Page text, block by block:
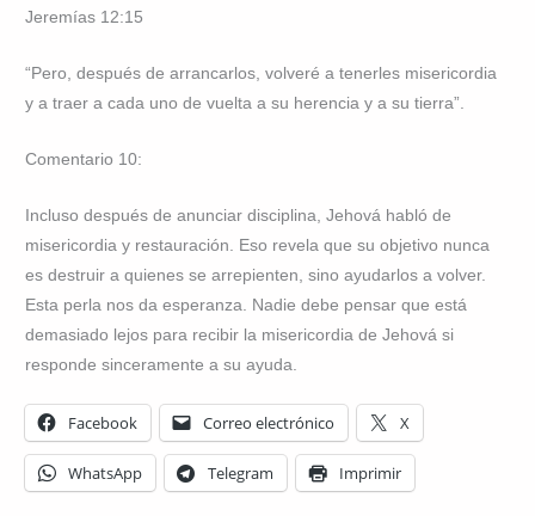
Jeremías 12:15
“Pero, después de arrancarlos, volveré a tenerles misericordia
y a traer a cada uno de vuelta a su herencia y a su tierra”.
Comentario 10:
Incluso después de anunciar disciplina, Jehová habló de
misericordia y restauración. Eso revela que su objetivo nunca
es destruir a quienes se arrepienten, sino ayudarlos a volver.
Esta perla nos da esperanza. Nadie debe pensar que está
demasiado lejos para recibir la misericordia de Jehová si
responde sinceramente a su ayuda.
Facebook Correo electrónico X
WhatsApp Telegram Imprimir